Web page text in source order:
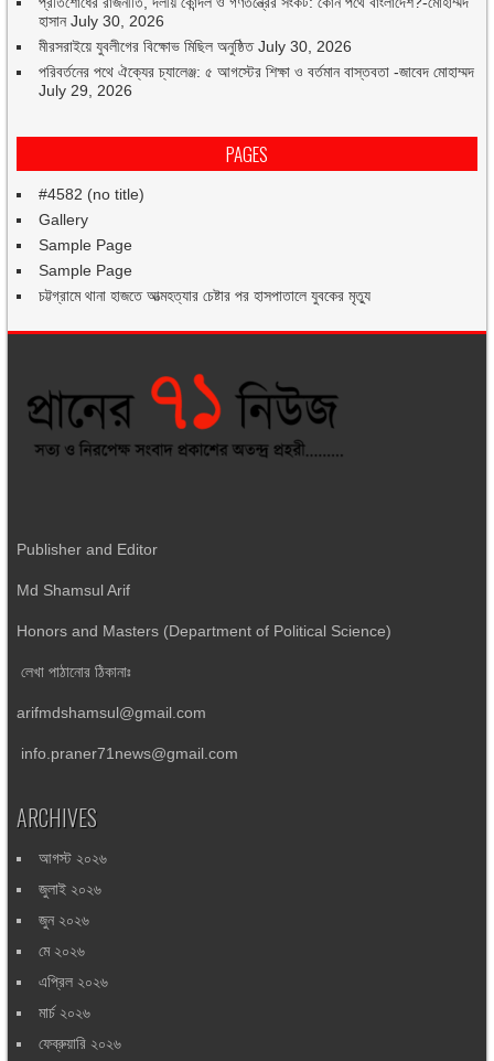
হাসান July 30, 2026
মীরসরাইয়ে যুবলীগের বিক্ষোভ মিছিল অনুষ্ঠিত July 30, 2026
পরিবর্তনের পথে ঐক্যের চ্যালেঞ্জ: ৫ আগস্টের শিক্ষা ও বর্তমান বাস্তবতা -জাবেদ মোহাম্মদ
July 29, 2026
PAGES
#4582 (no title)
Gallery
Sample Page
Sample Page
চট্টগ্রামে থানা হাজতে আত্মহত্যার চেষ্টার পর হাসপাতালে যুবকের মৃত্যু
Publisher and Editor
Md Shamsul Arif
Honors and Masters (Department of Political Science)
লেখা পাঠানোর ঠিকানাঃ
arifmdshamsul@gmail.com
info.praner71news@gmail.com
ARCHIVES
আগস্ট ২০২৬
জুলাই ২০২৬
জুন ২০২৬
মে ২০২৬
এপ্রিল ২০২৬
মার্চ ২০২৬
ফেব্রুয়ারি ২০২৬